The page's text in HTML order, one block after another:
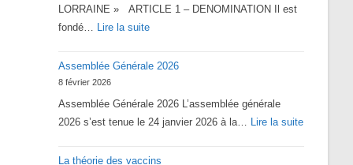
LORRAINE » ARTICLE 1 – DENOMINATION Il est
fondé… Lire la suite:
2026
Lorraine
Assemblée Générale 2026
8 février 2026
Assemblée Générale 2026 L’assemblée générale
2026 s’est tenue le 24 janvier 2026 à la… Lire la suite:
La théorie des vaccins